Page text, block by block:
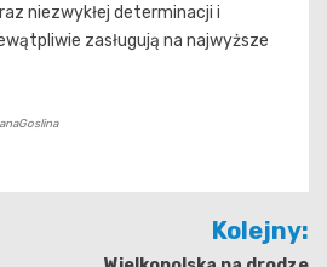
niezwykłej determinacji i
zasługują na najwyższe
Kolejny: